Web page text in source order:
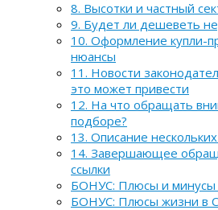
8. Высотки и частный
9. Будет ли дешеветь
10. Оформление купли-
нюансы
11. Новости
это может привести
12. На что обращать
подборе?
13. Описание
14. Завершающее
ссылки
БОНУС: Плюсы и минусы
БОНУС: Плюсы жизни в